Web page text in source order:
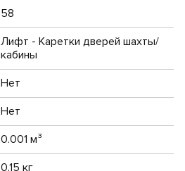
58
Лифт - Каретки дверей шахты/
кабины
Нет
Нет
0.001 м³
0.15 кг